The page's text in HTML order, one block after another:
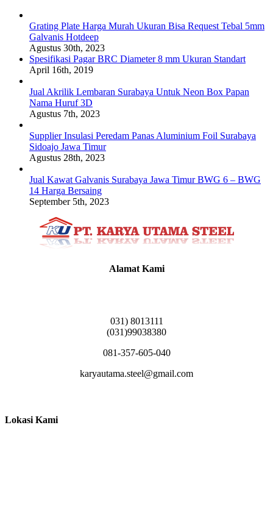
Grating Plate Harga Murah Ukuran Bisa Request Tebal 5mm
Galvanis Hotdeep
Agustus 30th, 2023
Spesifikasi Pagar BRC Diameter 8 mm Ukuran Standart
April 16th, 2019
Jual Akrilik Lembaran Surabaya Untuk Neon Box Papan
Nama Huruf 3D
Agustus 7th, 2023
Supplier Insulasi Peredam Panas Aluminium Foil Surabaya
Sidoajo Jawa Timur
Agustus 28th, 2023
Jual Kawat Galvanis Surabaya Jawa Timur BWG 6 – BWG
14 Harga Bersaing
September 5th, 2023
Alamat Kami
031) 8013111
(031)99038380
081-357-605-040
karyautama.steel@gmail.com
Lokasi Kami